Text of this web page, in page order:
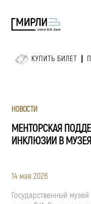
КУПИТЬ БИЛЕТ
НОВОСТИ
МЕНТОРСКАЯ
ИНКЛЮЗИИ В
14 мая 2026
Государственный